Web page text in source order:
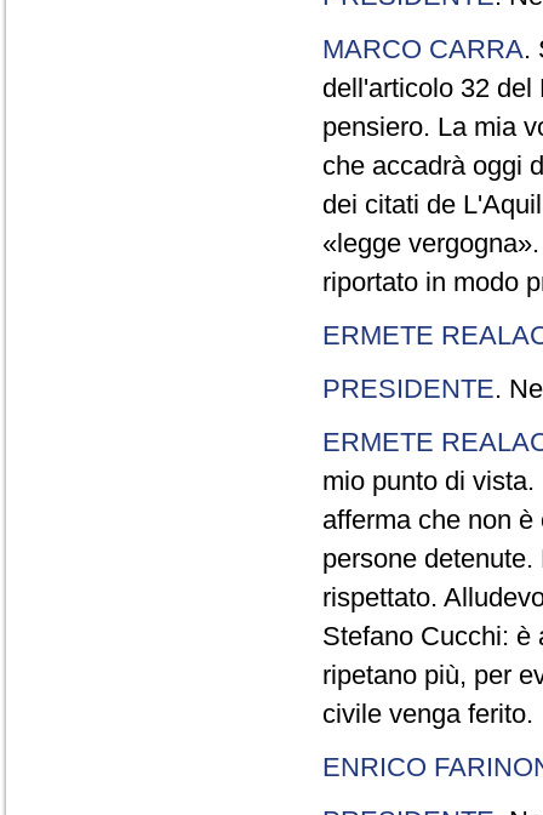
MARCO CARRA.
dell'articolo 32 del
pensiero. La mia
che accadrà oggi
dei citati de
«legge
riportato in modo
ERMETE
PRESIDENTE.
ERMETE
mio punto di
afferma che non
persone
rispettato.
Stefano Cucchi: è
ripetano più, per
civile venga ferito.
ENRICO